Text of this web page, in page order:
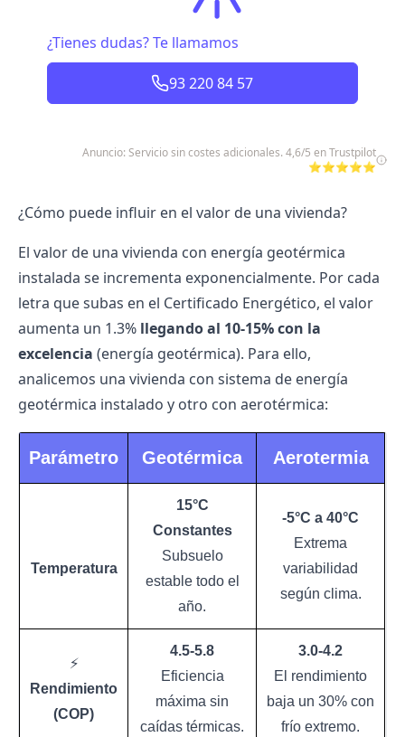
¿Tienes dudas? Te llamamos
93 220 84 57
Anuncio: Servicio sin costes adicionales. 4,6/5 en Trustpilot
⭐⭐⭐⭐⭐
¿Cómo puede influir en el valor de una vivienda?
El valor de una vivienda con energía geotérmica
instalada se incrementa exponencialmente. Por cada
letra que subas en el Certificado Energético, el valor
aumenta un 1.3% llegando al 10-15% con la
excelencia (energía geotérmica). Para ello,
analicemos una vivienda con sistema de energía
geotérmica instalado y otro con aerotérmica:
Parámetro Geotérmica Aerotermia
Temperatura
15°C
Constantes
Subsuelo
estable todo el
año.
-5°C a 40°C
Extrema
variabilidad
según clima.
⚡
Rendimiento
(COP)
4.5-5.8
Eficiencia
máxima sin
caídas térmicas.
3.0-4.2
El rendimiento
baja un 30% con
frío extremo.